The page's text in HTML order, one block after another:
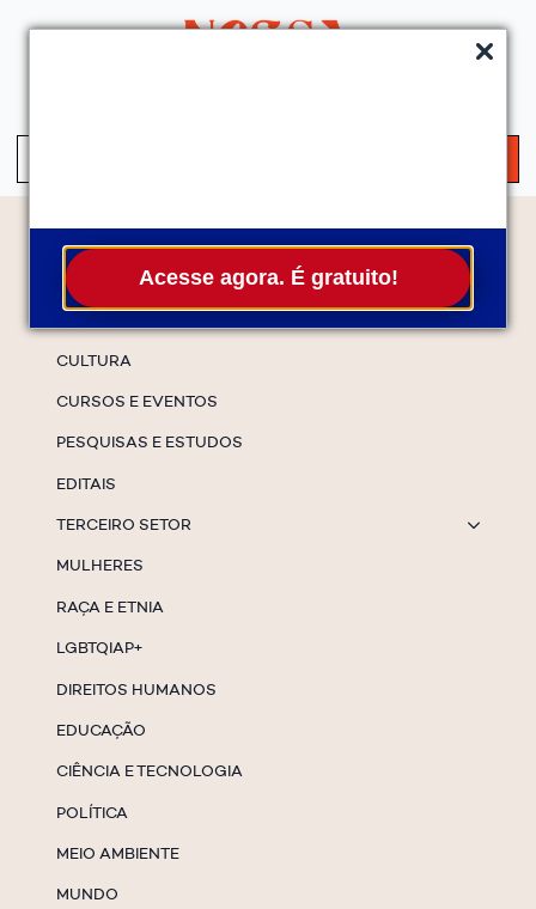
Acesse agora. É gratuito!
Temas
CULTURA
CURSOS E EVENTOS
PESQUISAS E ESTUDOS
EDITAIS
TERCEIRO SETOR
MULHERES
RAÇA E ETNIA
LGBTQIAP+
DIREITOS HUMANOS
EDUCAÇÃO
CIÊNCIA E TECNOLOGIA
POLÍTICA
MEIO AMBIENTE
MUNDO